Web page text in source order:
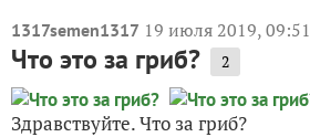
1317semen1317 19 июля 2019, 09:51
Что это за гриб? 2
Здравствуйте. Что за гриб?